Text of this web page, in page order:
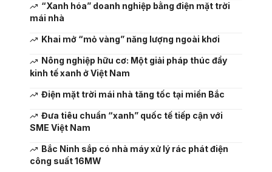
“Xanh hóa” doanh nghiệp bằng điện mặt trời
mái nhà
Khai mở “mỏ vàng” năng lượng ngoài khơi
Nông nghiệp hữu cơ: Một giải pháp thúc đẩy
kinh tế xanh ở Việt Nam
Điện mặt trời mái nhà tăng tốc tại miền Bắc
Đưa tiêu chuẩn “xanh” quốc tế tiếp cận với
SME Việt Nam
Bắc Ninh sắp có nhà máy xử lý rác phát điện
công suất 16MW